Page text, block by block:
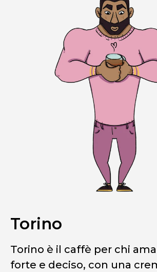
Torino
Torino è il caffè per chi
forte e deciso, con una